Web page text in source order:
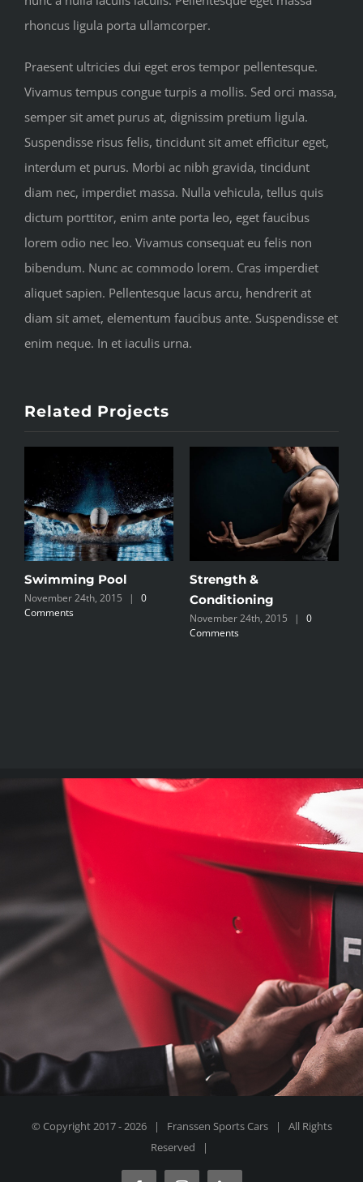
rhoncus ligula porta ullamcorper.
Praesent ultricies dui eget eros tempor pellentesque.
Vivamus tempus congue turpis a mollis. Sed orci massa,
semper sit amet purus at, dignissim pretium ligula.
Suspendisse risus felis, tincidunt sit amet efficitur eget,
interdum et purus. Morbi ac nibh gravida, tincidunt
diam nec, imperdiet massa. Nulla vehicula, tellus quis
dictum porttitor, enim ante porta leo, eget faucibus
lorem odio nec leo. Vivamus consequat eu felis non
bibendum. Nunc ac commodo lorem. Cras imperdiet
aliquet sapien. Pellentesque lacus arcu, hendrerit at
diam sit amet, elementum faucibus ante. Suspendisse et
enim neque. In et iaculis urna.
Related Projects
Swimming Pool
November 24th, 2015 |
0
Comments
Strength &
Conditioning
November 24th, 2015 |
0
Comments
© Copyright 2017 -2026 | Franssen Sports Cars | All Rights
Reserved |